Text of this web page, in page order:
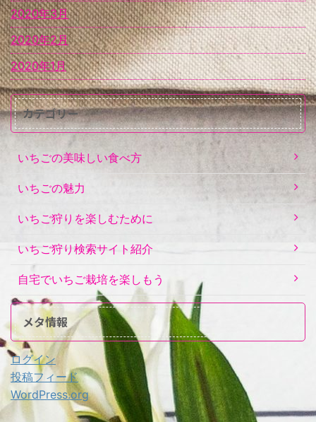
2020年3月
2020年2月
2020年1月
カテゴリー
いちごの美味しい食べ方
いちごの魅力
いちご狩りを楽しむために
いちご狩り検索サイト紹介
自宅でいちご栽培を楽しもう
メタ情報
ログイン
投稿フィード
WordPress.org